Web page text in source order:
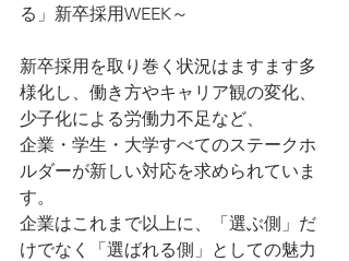
る」新卒採用WEEK～
新卒採用を取り巻く状況はますます多
様化し、働き方やキャリア観の変化、
少子化による労働力不足など、
企業・学生・大学すべてのステークホ
ルダーが新しい対応を求められていま
す。
企業はこれまで以上に、「選ぶ側」だ
けでなく「選ばれる側」としての魅力